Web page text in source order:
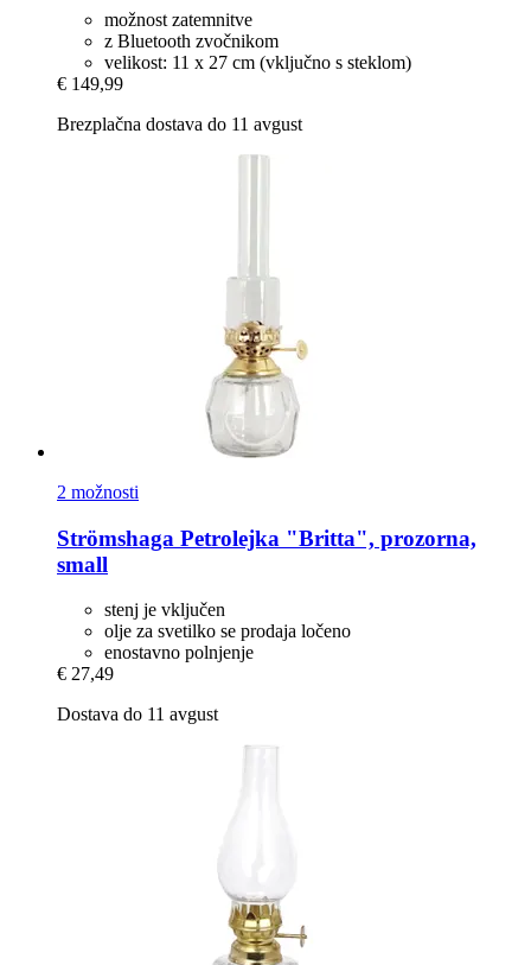
možnost zatemnitve
z Bluetooth zvočnikom
velikost: 11 x 27 cm (vključno s steklom)
€ 149,99
Brezplačna dostava do 11 avgust
2 možnosti
Strömshaga Petrolejka "Britta", prozorna,
small
stenj je vključen
olje za svetilko se prodaja ločeno
enostavno polnjenje
€ 27,49
Dostava do 11 avgust